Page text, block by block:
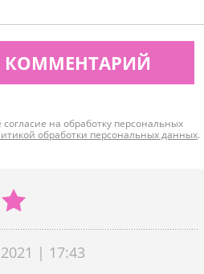
КОММЕНТАРИЙ
на обработку персональных
обработки персональных данных.
| 17:43